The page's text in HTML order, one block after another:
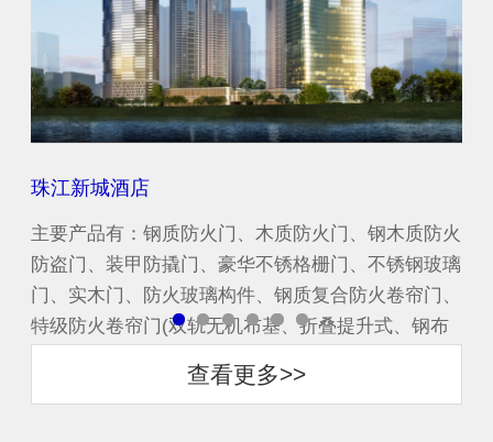
珠江新城酒店
主要产品有：钢质防火门、木质防火门、钢木质防火
防盗门、装甲防撬门、豪华不锈格栅门、不锈钢玻璃
门、实木门、防火玻璃构件、钢质复合防火卷帘门、
特级防火卷帘门(双轨无机布基、折叠提升式、钢布
查看更多>>